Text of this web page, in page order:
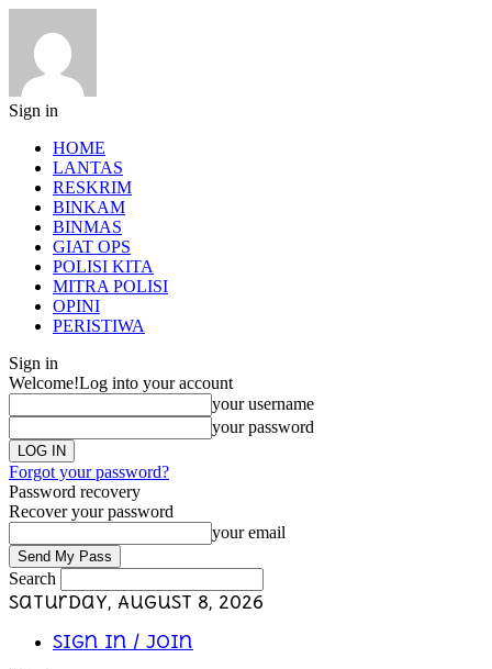
Sign in
HOME
LANTAS
RESKRIM
BINKAM
BINMAS
GIAT OPS
POLISI KITA
MITRA POLISI
OPINI
PERISTIWA
Sign in
Welcome!Log into your account
your username
your password
Forgot your password?
Password recovery
Recover your password
your email
Search
Saturday, August 8, 2026
Sign in / Join